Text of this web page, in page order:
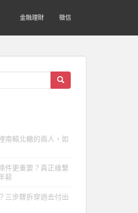
金融理財 徵信
南轅北轍的兩人，如
件更重要？真正維繫
薪
三步驟拆穿過去付出